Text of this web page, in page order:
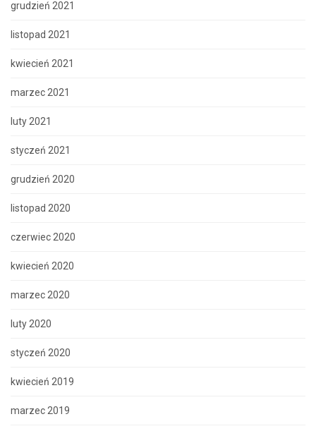
grudzień 2021
listopad 2021
kwiecień 2021
marzec 2021
luty 2021
styczeń 2021
grudzień 2020
listopad 2020
czerwiec 2020
kwiecień 2020
marzec 2020
luty 2020
styczeń 2020
kwiecień 2019
marzec 2019